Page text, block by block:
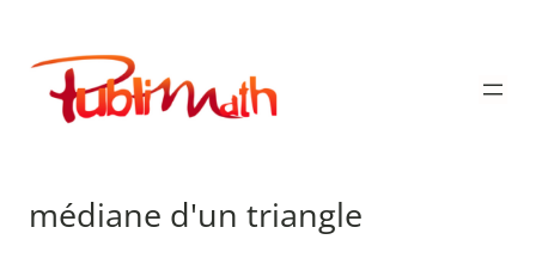
contenu
Publimath
médiane d'un triangle